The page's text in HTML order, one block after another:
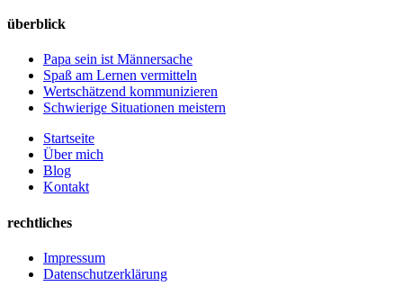
überblick
Papa sein ist Männersache
Spaß am Lernen vermitteln
Wertschätzend kommunizieren
Schwierige Situationen meistern
Startseite
Über mich
Blog
Kontakt
rechtliches
Impressum
Datenschutzerklärung